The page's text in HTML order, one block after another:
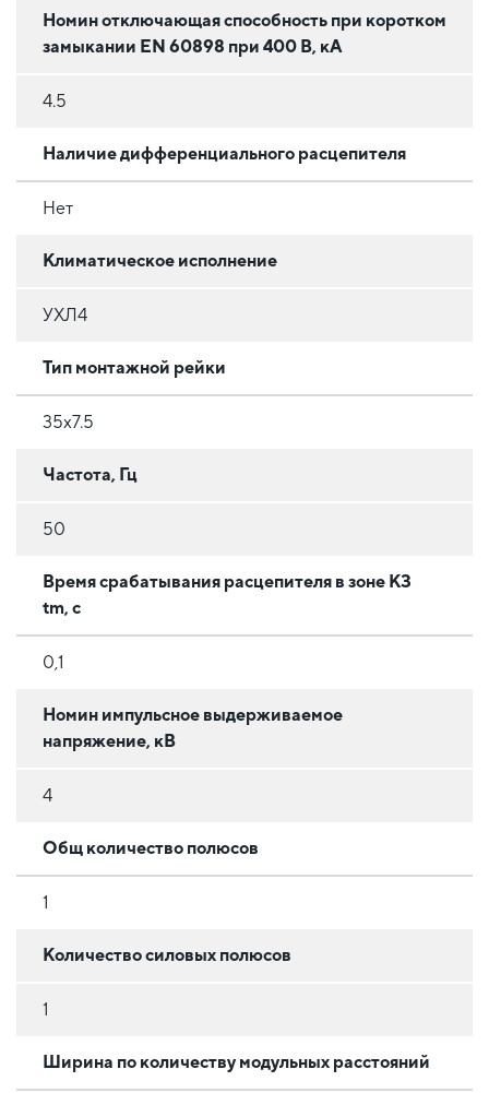
Номин отключающая способность при коротком
замыкании EN 60898 при 400 В, кА
4.5
Наличие дифференциального расцепителя
Нет
Климатическое исполнение
УХЛ4
Тип монтажной рейки
35x7.5
Частота, Гц
50
Время срабатывания расцепителя в зоне КЗ
tm, с
0,1
Номин импульсное выдерживаемое
напряжение, кВ
4
Общ количество полюсов
1
Количество силовых полюсов
1
Ширина по количеству модульных расстояний